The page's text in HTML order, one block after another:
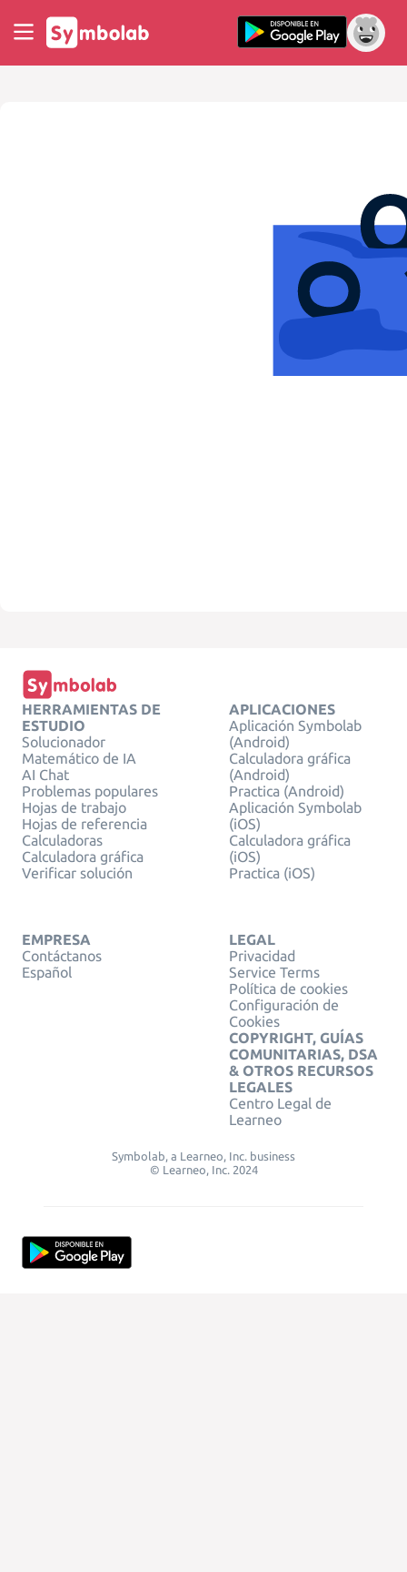
HERRAMIENTAS DE
ESTUDIO
Solucionador
Matemático de IA
AI Chat
Problemas populares
Hojas de trabajo
Hojas de referencia
Calculadoras
Calculadora gráfica
Verificar solución
APLICACIONES
Aplicación Symbolab
(Android)
Calculadora gráfica
(Android)
Practica (Android)
Aplicación Symbolab
(iOS)
Calculadora gráfica
(iOS)
Practica (iOS)
EMPRESA
Contáctanos
Español
LEGAL
Privacidad
Service Terms
Política de cookies
Configuración de
Cookies
COPYRIGHT, GUÍAS
COMUNITARIAS, DSA
& OTROS RECURSOS
LEGALES
Centro Legal de
Learneo
Symbolab, a Learneo, Inc. business
© Learneo, Inc. 2024